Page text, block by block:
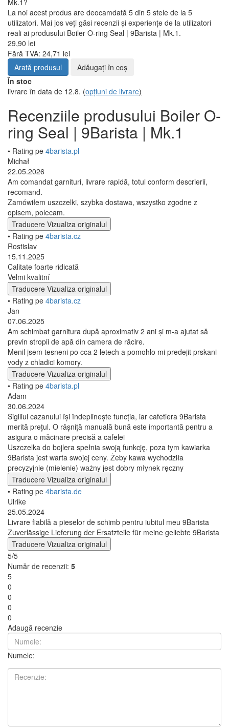
Mk.1?
La noi acest produs are deocamdată 5 din 5 stele de la 5
utilizatori. Mai jos veți găsi recenzii și experiențe de la utilizatori
reali ai produsului Boiler O-ring Seal | 9Barista | Mk.1.
29,90 lei
Fără TVA: 24,71 lei
Arată produsul
Adăugați în coş
În stoc
livrare în data de 12.8. (opțiuni de livrare)
Recenziile produsului Boiler O-
ring Seal | 9Barista | Mk.1
• Rating pe 4barista.pl
Michał
22.05.2026
Am comandat garnituri, livrare rapidă, totul conform descrierii,
recomand.
Zamówiłem uszczelki, szybka dostawa, wszystko zgodne z
opisem, polecam.
Traducere Vizualiza originalul
• Rating pe 4barista.cz
Rostislav
15.11.2025
Calitate foarte ridicată
Velmi kvalitní
Traducere Vizualiza originalul
• Rating pe 4barista.cz
Jan
07.06.2025
Am schimbat garnitura după aproximativ 2 ani și m-a ajutat să
previn stropii de apă din camera de răcire.
Menil jsem tesneni po cca 2 letech a pomohlo mi predejit prskani
vody z chladici komory.
Traducere Vizualiza originalul
• Rating pe 4barista.pl
Adam
30.06.2024
Sigiliul cazanului își îndeplinește funcția, iar cafetiera 9Barista
merită prețul. O râșniță manuală bună este importantă pentru a
asigura o măcinare precisă a cafelei
Uszczelka do bojlera spełnia swoją funkcję, poza tym kawiarka
9Barista jest warta swojej ceny. Żeby kawa wychodziła
precyzyjnie (mielenie) ważny jest dobry młynek ręczny
Traducere Vizualiza originalul
• Rating pe 4barista.de
Ulrike
25.05.2024
Livrare fiabilă a pieselor de schimb pentru iubitul meu 9Barista
Zuverlässige Lieferung der Ersatzteile für meine geliebte 9Barista
Traducere Vizualiza originalul
5/5
Număr de recenzii: 5
5
0
0
0
0
Adaugă recenzie
Numele: